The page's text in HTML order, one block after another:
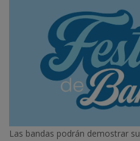
Las bandas podrán demostrar